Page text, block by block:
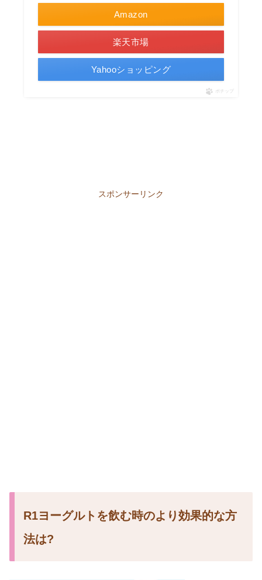
Amazon
楽天市場
Yahooショッピング
ポチップ
スポンサーリンク
R1ヨーグルトを飲む時のより効果的な方
法は?